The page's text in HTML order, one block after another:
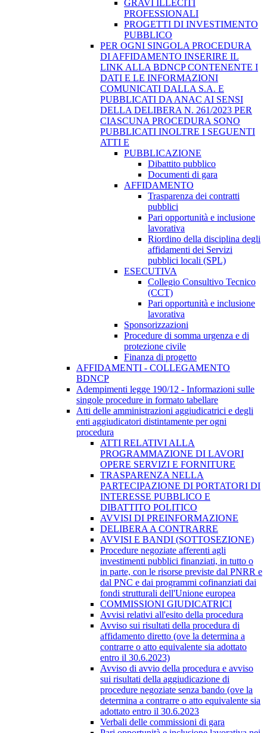
GRAVI ILLECITI
PROFESSIONALI
PROGETTI DI INVESTIMENTO
PUBBLICO
PER OGNI SINGOLA PROCEDURA
DI AFFIDAMENTO INSERIRE IL
LINK ALLA BDNCP CONTENENTE I
DATI E LE INFORMAZIONI
COMUNICATI DALLA S.A. E
PUBBLICATI DA ANAC AI SENSI
DELLA DELIBERA N. 261/2023 PER
CIASCUNA PROCEDURA SONO
PUBBLICATI INOLTRE I SEGUENTI
ATTI E
PUBBLICAZIONE
Dibattito pubblico
Documenti di gara
AFFIDAMENTO
Trasparenza dei contratti
pubblici
Pari opportunità e inclusione
lavorativa
Riordino della disciplina degli
affidamenti dei Servizi
pubblici locali (SPL)
ESECUTIVA
Collegio Consultivo Tecnico
(CCT)
Pari opportunità e inclusione
lavorativa
Sponsorizzazioni
Procedure di somma urgenza e di
protezione civile
Finanza di progetto
AFFIDAMENTI - COLLEGAMENTO
BDNCP
Adempimenti legge 190/12 - Informazioni sulle
singole procedure in formato tabellare
Atti delle amministrazioni aggiudicatrici e degli
enti aggiudicatori distintamente per ogni
procedura
ATTI RELATIVI ALLA
PROGRAMMAZIONE DI LAVORI
OPERE SERVIZI E FORNITURE
TRASPARENZA NELLA
PARTECIPAZIONE DI PORTATORI DI
INTERESSE PUBBLICO E
DIBATTITO POLITICO
AVVISI DI PREINFORMAZIONE
DELIBERA A CONTRARRE
AVVISI E BANDI (SOTTOSEZIONE)
Procedure negoziate afferenti agli
investimenti pubblici finanziati, in tutto o
in parte, con le risorse previste dal PNRR e
dal PNC e dai programmi cofinanziati dai
fondi strutturali dell'Unione europea
COMMISSIONI GIUDICATRICI
Avvisi relativi all'esito della procedura
Avviso sui risultati della procedura di
affidamento diretto (ove la determina a
contrarre o atto equivalente sia adottato
entro il 30.6.2023)
Avviso di avvio della procedura e avviso
sui risultati della aggiudicazione di
procedure negoziate senza bando (ove la
determina a contrarre o atto equivalente sia
adottato entro il 30.6.2023
Verbali delle commissioni di gara